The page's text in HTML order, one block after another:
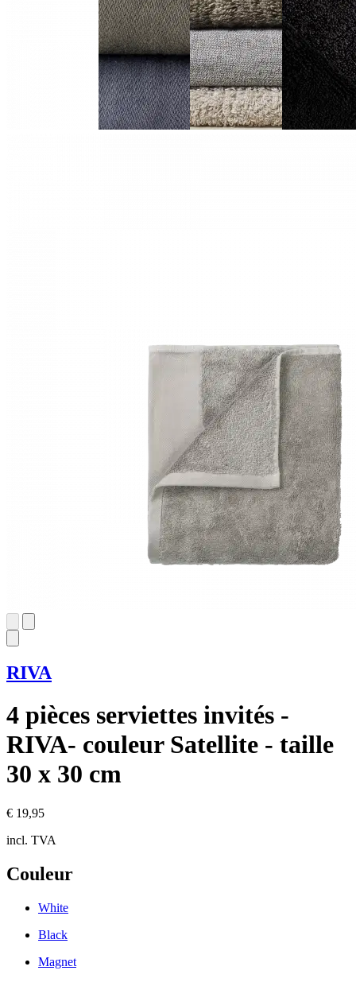
RIVA
4 pièces serviettes invités -
RIVA- couleur Satellite - taille
30 x 30 cm
€ 19,95
incl. TVA
Couleur
White
Black
Magnet